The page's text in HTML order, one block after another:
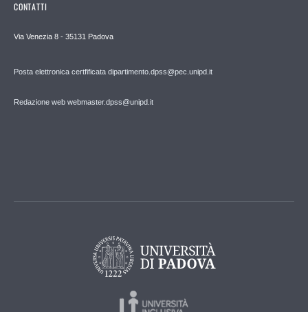
CONTATTI
Via Venezia 8 - 35131 Padova
Posta elettronica certfificata dipartimento.dpss@pec.unipd.it
Redazione web webmaster.dpss@unipd.it